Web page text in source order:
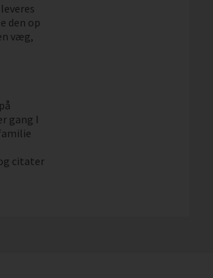
den op
væg,
gang I
citater